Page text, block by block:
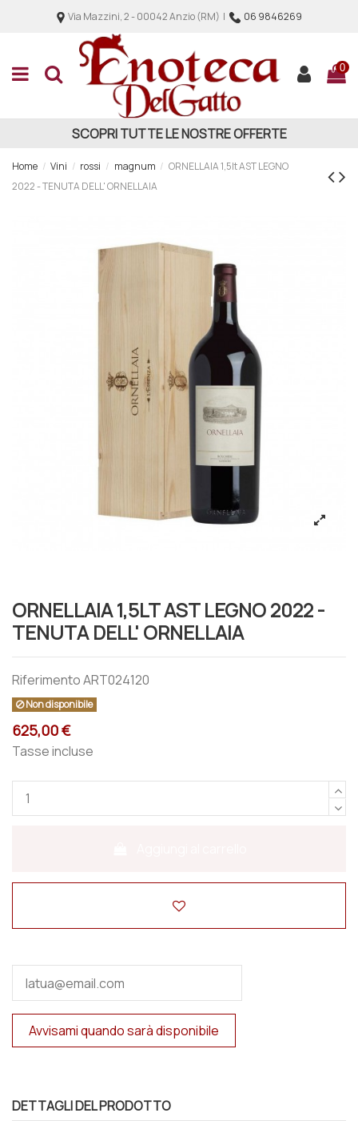
Via Mazzini, 2 - 00042 Anzio (RM) | 06 9846269
0
SCOPRI TUTTE LE NOSTRE OFFERTE
Home Vini rossi magnum
ORNELLAIA 1,5lt AST LEGNO
2022 - TENUTA DELL' ORNELLAIA
ORNELLAIA 1,5LT AST LEGNO 2022 -
TENUTA DELL' ORNELLAIA
RiferimentoART024120
Non disponibile
625,00 €
Tasse incluse
DETTAGLI DEL PRODOTTO